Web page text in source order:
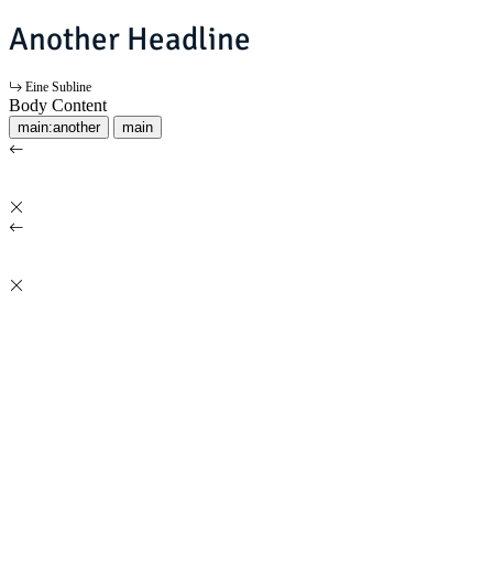
Another Headline
Eine Subline
Body Content
main:another main